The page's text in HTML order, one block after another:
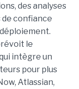
des analyses
de confiance
le
intègre un
pour plus
Atlassian,